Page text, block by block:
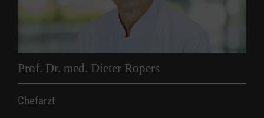
Prof. Dr. med. Dieter Ropers
Chefarzt